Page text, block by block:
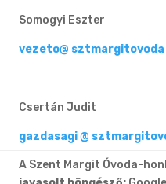
Somogyi Eszter
vezeto@
Csertán Judit
gazdasagi@
A Szent Margit Óvoda-